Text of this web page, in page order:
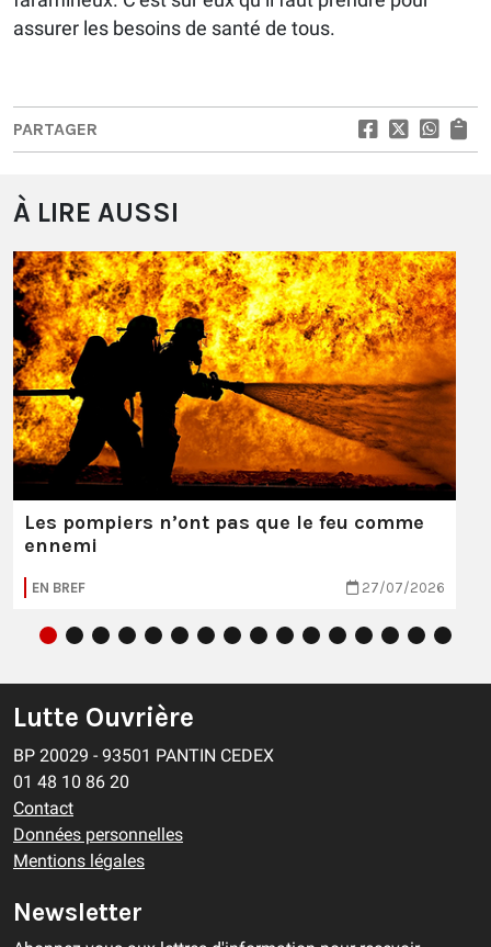
assurer les besoins de santé de tous.
PARTAGER
À LIRE AUSSI
Les pompiers n’ont pas que le feu comme
ennemi
EN BREF 27/07/2026
Lutte Ouvrière
BP 20029 - 93501 PANTIN CEDEX
01 48 10 86 20
Contact
Données personnelles
Mentions légales
Newsletter